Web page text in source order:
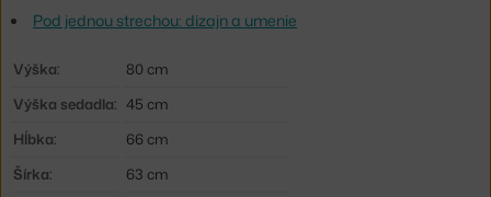
Pod jednou strechou: dizajn a umenie
Výška:
80 cm
Výška sedadla: 45 cm
Hĺbka:
66 cm
Šírka:
63 cm